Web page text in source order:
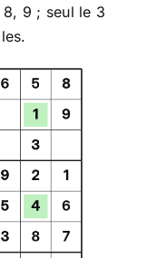
8, 9 ; seul le 3